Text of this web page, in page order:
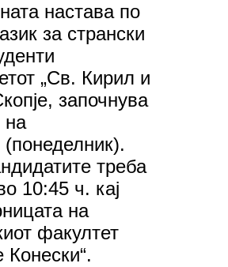
настава по
за странски
„Св. Кирил и
започнува
на
треба
10:45 ч. кај
на
факултет
Конески“.